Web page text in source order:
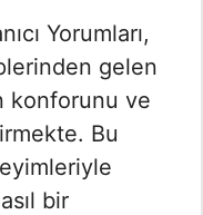
Yorumları​,
gelen
konforunu ve
Bu
bir